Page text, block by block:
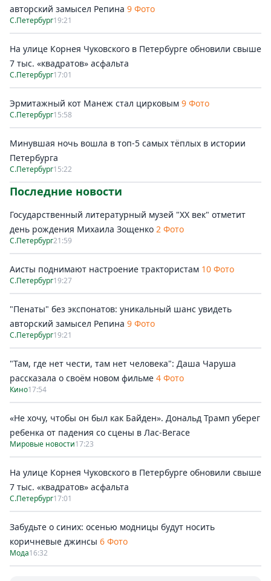
авторский замысел Репина 9 Фото
С.Петербург19:21
На улице Корнея Чуковского в Петербурге обновили свыше
7 тыс. «квадратов» асфальта
С.Петербург17:01
Эрмитажный кот Манеж стал цирковым 9 Фото
С.Петербург15:58
Минувшая ночь вошла в топ-5 самых тёплых в истории
Петербурга
С.Петербург15:22
Последние новости
Государственный литературный музей "ХХ век" отметит
день рождения Михаила Зощенко 2 Фото
С.Петербург21:59
Аисты поднимают настроение трактористам 10 Фото
С.Петербург19:27
"Пенаты" без экспонатов: уникальный шанс увидеть
авторский замысел Репина 9 Фото
С.Петербург19:21
"Там, где нет чести, там нет человека": Даша Чаруша
рассказала о своём новом фильме 4 Фото
Кино17:54
«Не хочу, чтобы он был как Байден». Дональд Трамп уберег
ребенка от падения со сцены в Лас-Вегасе
Мировые новости17:23
На улице Корнея Чуковского в Петербурге обновили свыше
7 тыс. «квадратов» асфальта
С.Петербург17:01
Забудьте о синих: осенью модницы будут носить
коричневые джинсы 6 Фото
Мода16:32